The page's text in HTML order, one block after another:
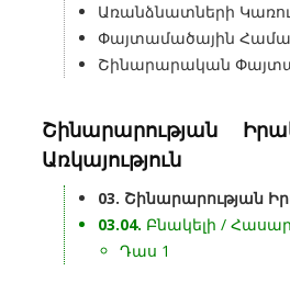
Առանձնատների
Փայտամածային
Շինարարական
Շինարարության
Առկայություն
03. Շինարարության
03.04. Բնակելի /
Դաս 1